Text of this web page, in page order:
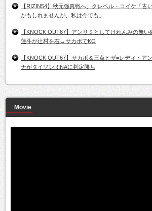
【RIZIN54】秋元強真戦へ、クレベル・コイケ「古
かもしれませんが、私は今でも」
【KNOCK OUT67】アンリミとしてけれんみの無い
蓮斗が辻村を右→サカボでKO
【KNOCK OUT67】サカボ＆三点ヒザ=レディ・ア
ナがタイソンRINAに判定勝ち
Movie